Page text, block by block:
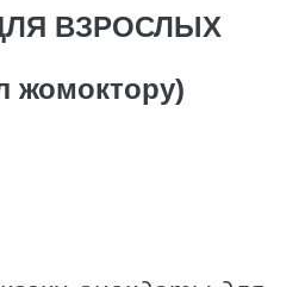
ВЗРОСЛЫХ
жомоктору)